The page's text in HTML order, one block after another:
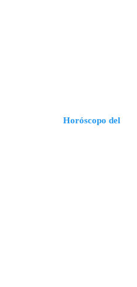
Horóscopo del